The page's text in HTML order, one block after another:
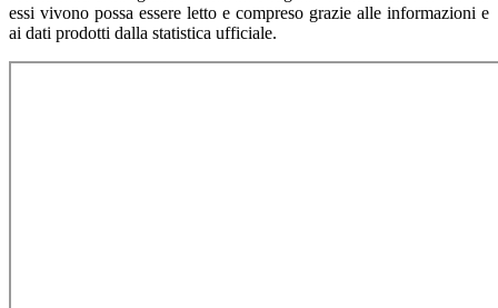
essi vivono possa essere letto e compreso grazie alle informazioni e
ai dati prodotti dalla statistica ufficiale.